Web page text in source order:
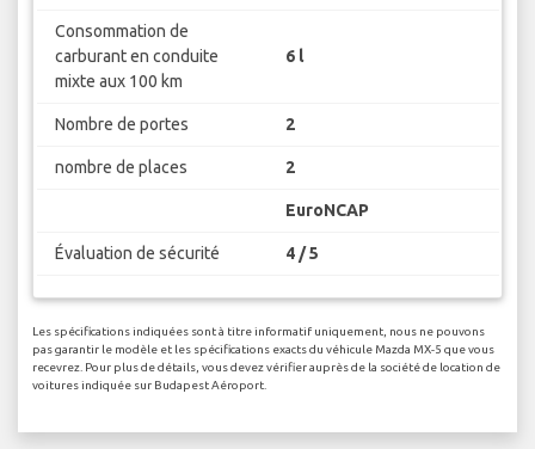
Consommation de
carburant en conduite
mixte aux 100 km
6 l
Nombre de portes 2
nombre de places 2
EuroNCAP
Évaluation de sécurité 4 / 5
Les spécifications indiquées sont à titre informatif uniquement, nous ne pouvons
pas garantir le modèle et les spécifications exacts du véhicule Mazda MX-5 que vous
recevrez. Pour plus de détails, vous devez vérifier auprès de la société de location de
voitures indiquée sur Budapest Aéroport.